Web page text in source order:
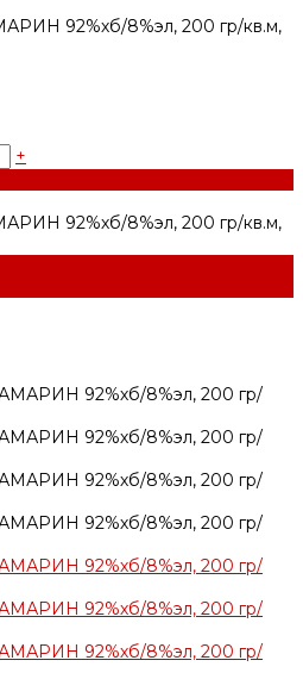
92%хб/8%эл, 200 гр/кв.м,
+
92%хб/8%эл, 200 гр/кв.м,